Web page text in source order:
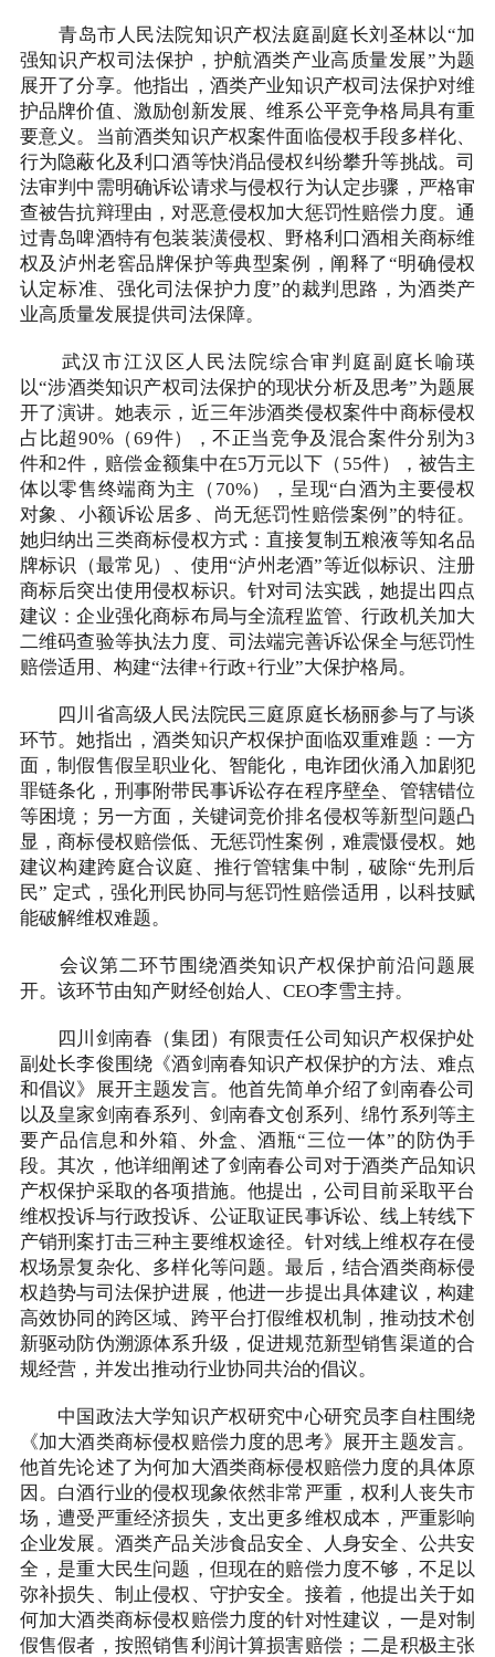
青岛市人民法院知识产权法庭副庭长刘圣林以“加
强知识产权司法保护，护航酒类产业高质量发展”为题
展开了分享。他指出，酒类产业知识产权司法保护对维
护品牌价值、激励创新发展、维系公平竞争格局具有重
要意义。当前酒类知识产权案件面临侵权手段多样化、
行为隐蔽化及利口酒等快消品侵权纠纷攀升等挑战。司
法审判中需明确诉讼请求与侵权行为认定步骤，严格审
查被告抗辩理由，对恶意侵权加大惩罚性赔偿力度。通
过青岛啤酒特有包装装潢侵权、野格利口酒相关商标维
权及泸州老窖品牌保护等典型案例，阐释了“明确侵权
认定标准、强化司法保护力度”的裁判思路，为酒类产
业高质量发展提供司法保障。
武汉市江汉区人民法院综合审判庭副庭长喻瑛
以“涉酒类知识产权司法保护的现状分析及思考”为题展
开了演讲。她表示，近三年涉酒类侵权案件中商标侵权
占比超90%（69件），不正当竞争及混合案件分别为3
件和2件，赔偿金额集中在5万元以下（55件），被告主
体以零售终端商为主（70%），呈现“白酒为主要侵权
对象、小额诉讼居多、尚无惩罚性赔偿案例”的特征。
她归纳出三类商标侵权方式：直接复制五粮液等知名品
牌标识（最常见）、使用“泸州老酒”等近似标识、注册
商标后突出使用侵权标识。针对司法实践，她提出四点
建议：企业强化商标布局与全流程监管、行政机关加大
二维码查验等执法力度、司法端完善诉讼保全与惩罚性
赔偿适用、构建“法律+行政+行业”大保护格局。
四川省高级人民法院民三庭原庭长杨丽参与了与谈
环节。她指出，酒类知识产权保护面临双重难题：一方
面，制假售假呈职业化、智能化，电诈团伙涌入加剧犯
罪链条化，刑事附带民事诉讼存在程序壁垒、管辖错位
等困境；另一方面，关键词竞价排名侵权等新型问题凸
显，商标侵权赔偿低、无惩罚性案例，难震慑侵权。她
建议构建跨庭合议庭、推行管辖集中制，破除“先刑后
民” 定式，强化刑民协同与惩罚性赔偿适用，以科技赋
能破解维权难题。
会议第二环节围绕酒类知识产权保护前沿问题展
开。该环节由知产财经创始人、CEO李雪主持。
四川剑南春（集团）有限责任公司知识产权保护处
副处长李俊围绕《酒剑南春知识产权保护的方法、难点
和倡议》展开主题发言。他首先简单介绍了剑南春公司
以及皇家剑南春系列、剑南春文创系列、绵竹系列等主
要产品信息和外箱、外盒、酒瓶“三位一体”的防伪手
段。其次，他详细阐述了剑南春公司对于酒类产品知识
产权保护采取的各项措施。他提出，公司目前采取平台
维权投诉与行政投诉、公证取证民事诉讼、线上转线下
产销刑案打击三种主要维权途径。针对线上维权存在侵
权场景复杂化、多样化等问题。最后，结合酒类商标侵
权趋势与司法保护进展，他进一步提出具体建议，构建
高效协同的跨区域、跨平台打假维权机制，推动技术创
新驱动防伪溯源体系升级，促进规范新型销售渠道的合
规经营，并发出推动行业协同共治的倡议。
中国政法大学知识产权研究中心研究员李自柱围绕
《加大酒类商标侵权赔偿力度的思考》展开主题发言。
他首先论述了为何加大酒类商标侵权赔偿力度的具体原
因。白酒行业的侵权现象依然非常严重，权利人丧失市
场，遭受严重经济损失，支出更多维权成本，严重影响
企业发展。酒类产品关涉食品安全、人身安全、公共安
全，是重大民生问题，但现在的赔偿力度不够，不足以
弥补损失、制止侵权、守护安全。接着，他提出关于如
何加大酒类商标侵权赔偿力度的针对性建议，一是对制
假售假者，按照销售利润计算损害赔偿；二是积极主张